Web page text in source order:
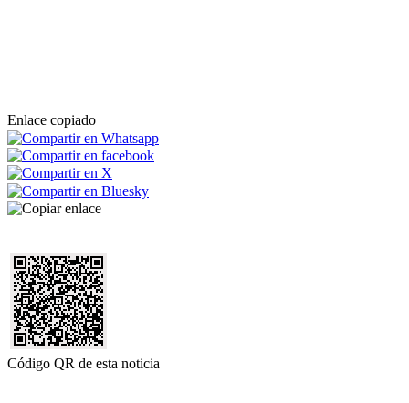
Enlace copiado
Código QR de esta noticia